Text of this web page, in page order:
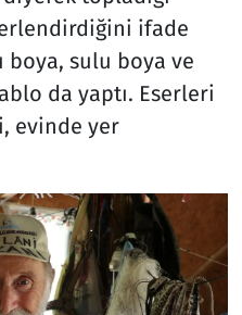
ifade
boya, sulu boya ve
da yaptı. Eserleri
evinde yer